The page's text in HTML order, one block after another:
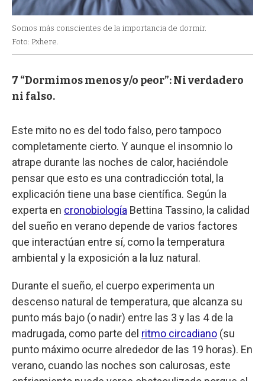
Somos más conscientes de la importancia de dormir.
Foto: Pxhere.
7 “Dormimos menos y/o peor”: Ni verdadero
ni falso.
Este mito no es del todo falso, pero tampoco
completamente cierto. Y aunque el insomnio lo
atrape durante las noches de calor, haciéndole
pensar que esto es una contradicción total, la
explicación tiene una base científica. Según la
experta en cronobiología Bettina Tassino, la calidad
del sueño en verano depende de varios factores
que interactúan entre sí, como la temperatura
ambiental y la exposición a la luz natural.
Durante el sueño, el cuerpo experimenta un
descenso natural de temperatura, que alcanza su
punto más bajo (o nadir) entre las 3 y las 4 de la
madrugada, como parte del ritmo circadiano (su
punto máximo ocurre alrededor de las 19 horas). En
verano, cuando las noches son calurosas, este